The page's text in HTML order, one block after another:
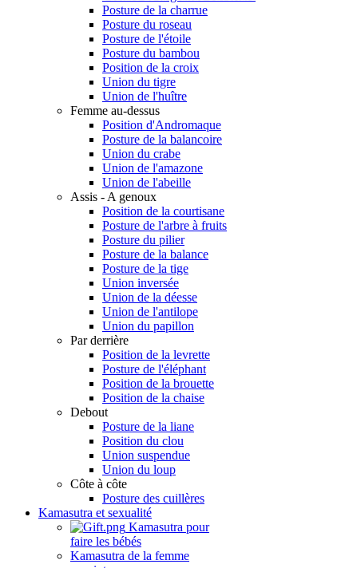
Posture de la charrue
Posture du roseau
Posture de l'étoile
Posture du bambou
Position de la croix
Union du tigre
Union de l'huître
Femme au-dessus
Position d'Andromaque
Posture de la balancoire
Union du crabe
Union de l'amazone
Union de l'abeille
Assis - A genoux
Position de la courtisane
Posture de l'arbre à fruits
Posture du pilier
Posture de la balance
Posture de la tige
Union inversée
Union de la déesse
Union de l'antilope
Union du papillon
Par derrière
Position de la levrette
Posture de l'éléphant
Position de la brouette
Position de la chaise
Debout
Posture de la liane
Position du clou
Union suspendue
Union du loup
Côte à côte
Posture des cuillères
Kamasutra et sexualité
Kamasutra pour
faire les bébés
Kamasutra de la femme